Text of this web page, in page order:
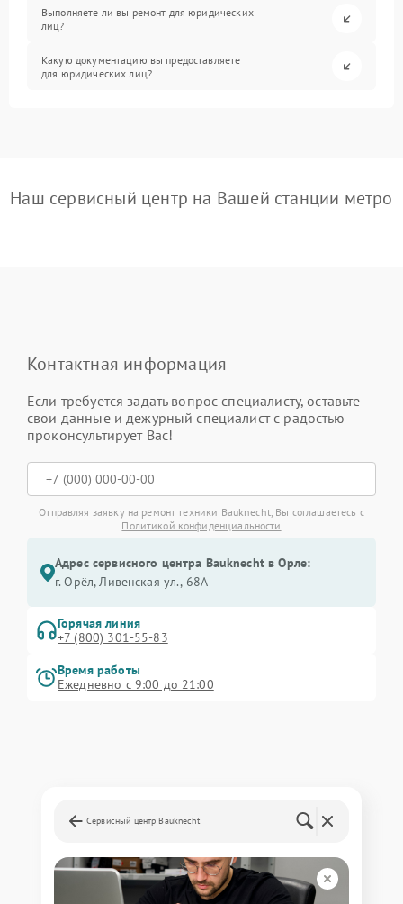
Выполняете ли вы ремонт для юридических
лиц?
Какую документацию вы предоставляете
для юридических лиц?
Наш сервисный центр на Вашей станции метро
Контактная информация
Если требуется задать вопрос специалисту, оставьте
свои данные и дежурный специалист с радостью
проконсультирует Вас!
Отправляя заявку на ремонт техники Bauknecht, Вы соглашаетесь с
Политикой конфиденциальности
Адрес сервисного центра Bauknecht в Орле:
г. Орёл, Ливенская ул., 68А
Горячая линия
+7 (800) 301-55-83
Время работы
Ежедневно с 9:00 до 21:00
Сервисный центр Bauknecht